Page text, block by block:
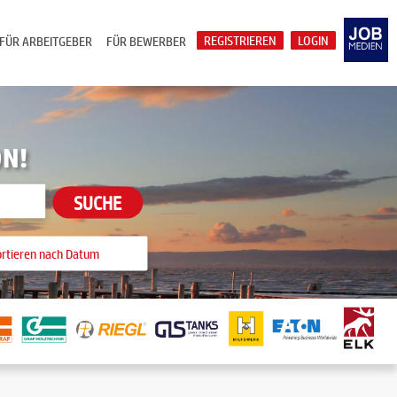
LOGIN
REGISTRIEREN
FÜR BEWERBER
FÜR ARBEITGEBER
SUCHE